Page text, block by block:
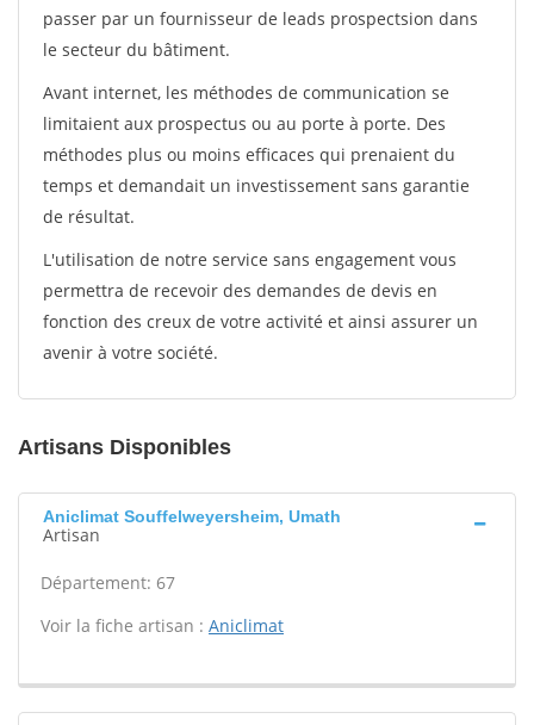
passer par un fournisseur de leads prospectsion dans
le secteur du bâtiment.
Avant internet, les méthodes de communication se
limitaient aux prospectus ou au porte à porte. Des
méthodes plus ou moins efficaces qui prenaient du
temps et demandait un investissement sans garantie
de résultat.
L'utilisation de notre service sans engagement vous
permettra de recevoir des demandes de devis en
fonction des creux de votre activité et ainsi assurer un
avenir à votre société.
Artisans Disponibles
Aniclimat Souffelweyersheim, Umath
Artisan
Département: 67
Voir la fiche artisan : Aniclimat